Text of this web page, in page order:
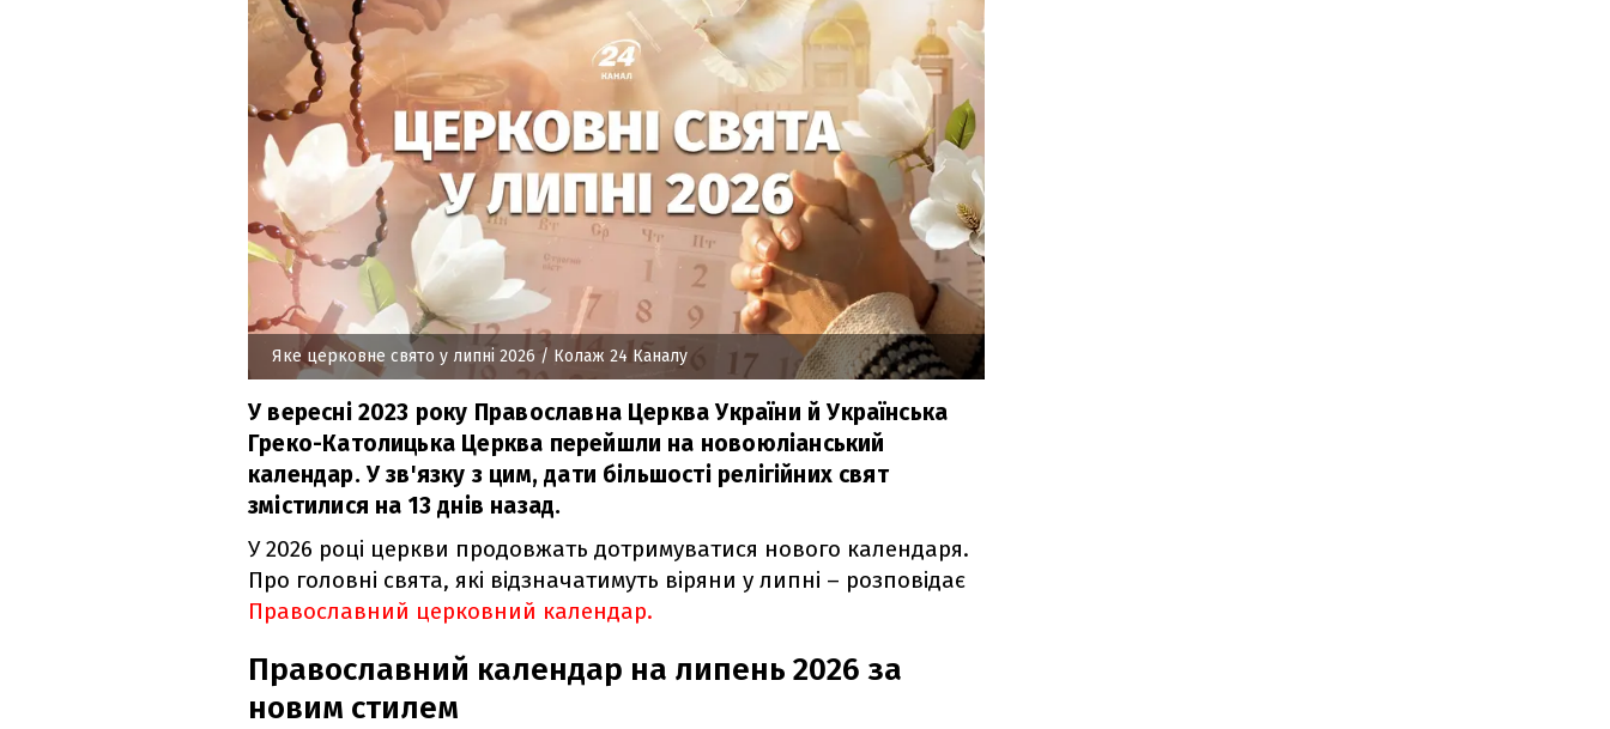
Яке церковне свято у липні 2026 / Колаж 24 Каналу
У вересні 2023 року Православна Церква України й Українська
Греко-Католицька Церква перейшли на новоюліанський
календар. У зв'язку з цим, дати більшості релігійних свят
змістилися на 13 днів назад.
У 2026 році церкви продовжать дотримуватися нового календаря.
Про головні свята, які відзначатимуть віряни у липні – розповідає
Православний церковний календар.
Православний календар на липень 2026 за
новим стилем